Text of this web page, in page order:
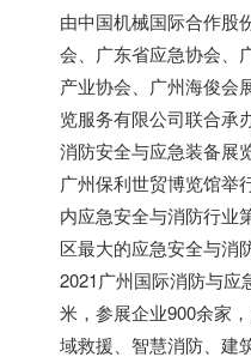
由中国机械国际合作股
会、广东省应急协会、
产业协会、广州海俊会
览服务有限公司联合承
消防安全与应急装备展
广州保利世贸博览馆举
内应急安全与消防行业
区最大的应急安全与消
2021广州国际消防与应
米，参展企业900余家
域救援、智慧消防、建